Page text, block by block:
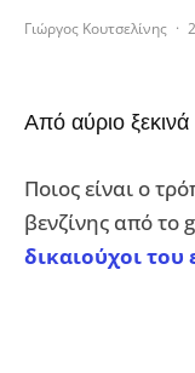
Γιώργος Κουτσελίνης ·
Από αύριο ξεκινά
Ποιος είναι ο
βενζίνης από το
δικαιούχοι